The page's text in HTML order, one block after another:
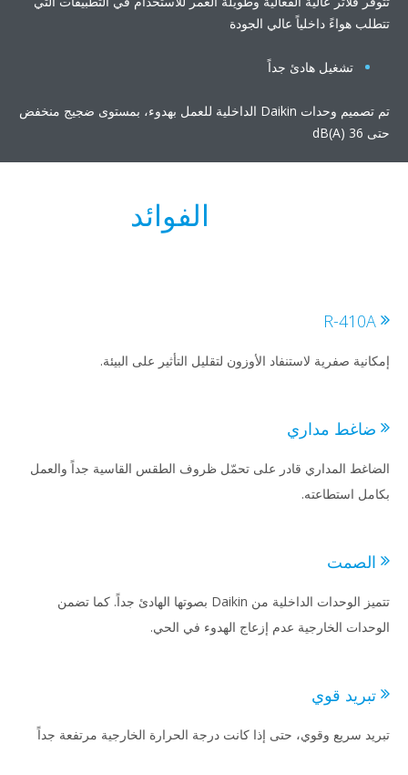
هواءً داخلياً عالي الجودة
تشغيل هادئ جداً
تم تصميم وحدات Daikin الداخلية للعمل بهدوء، بمستوى ضجيج منخفض
الفوائد
R-
صفرية لاستنفاد الأوزون لتقليل التأثير على البيئة.
مداري
المداري قادر على تحمّل ظروف الطقس القاسية جداً والعمل
استطاعته.
تتميز الوحدات الداخلية من Daikin بصوتها الهادئ جداً. كما تضمن
الخارجية عدم إزعاج الهدوء في الحي.
قوي
سريع وقوي، حتى إذا كانت درجة الحرارة الخارجية مرتفعة جداً